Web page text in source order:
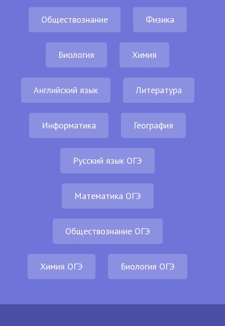
Обществознание Физика
Биология Химия
Английский язык Литература
Информатика География
Русский язык ОГЭ
Математика ОГЭ
Обществознание ОГЭ
Химия ОГЭ Биология ОГЭ